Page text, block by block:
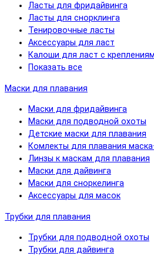
Ласты для фридайвинга
Ласты для снорклинга
Тенировочные ласты
Аксессуары для ласт
Калоши для ласт с
Показать все
Маски для плавания
Маски для фридайвинга
Маски для подводной охоты
Детские маски для плавания
Комлекты для плавания
Линзы к маскам для плавания
Маски для дайвинга
Маски для сноркелинга
Аксессуары для масок
Трубки для плавания
Трубки для подводной охоты
Трубки для дайвинга